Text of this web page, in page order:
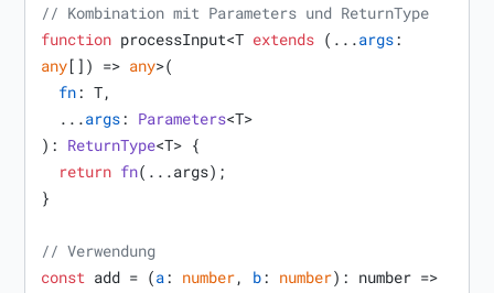
// Kombination mit Parameters und ReturnType
function processInput<T extends (...args
any[]) => any>(
fn: T,
  ...
args: Parameters<T>
): ReturnType<T> {
return fn(...args);
}
// Verwendung
const add = (a: number, b: number): number =>